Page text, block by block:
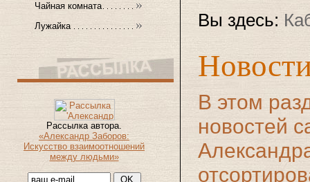
Чайная комната
Лужайка
Рассылка автора.
«Александр Заборов:
Искусство взаимоотношений
между людьми»
Вы здесь:
В этом
новостей